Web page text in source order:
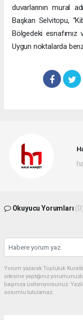
duvarlarının mural
Başkan Selvitopu,
Bölgedeki esnafımız
Uygun noktalarda
Okuyucu Yorumları (0)
Yorum yazarak Topluluk
sitesine yaptığınız
başınıza üstleniyorsunuz.
sorumlu tutulamaz.